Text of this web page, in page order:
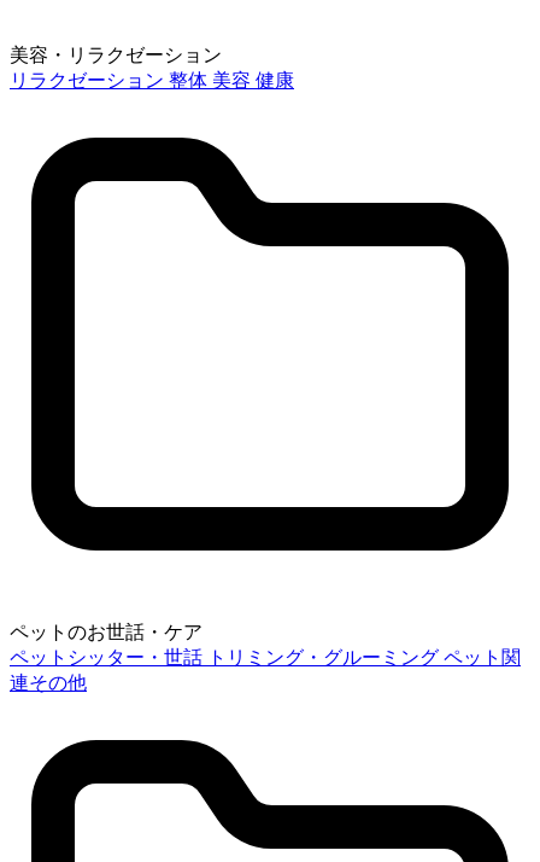
美容・リラクゼーション
リラクゼーション 整体 美容 健康
ペットのお世話・ケア
ペットシッター・世話 トリミング・グルーミング ペット関
連その他